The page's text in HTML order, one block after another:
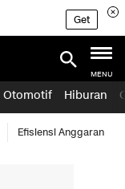
Get
MENU
Otomotif Hiburan
Efisiensi Anggaran